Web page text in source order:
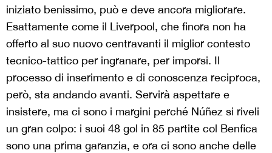
iniziato benissimo, può e deve ancora migliorare.
Esattamente come il Liverpool, che finora non ha
offerto al suo nuovo centravanti il miglior contesto
tecnico-tattico per ingranare, per imporsi. Il
processo di inserimento e di conoscenza reciproca,
però, sta andando avanti. Servirà aspettare e
insistere, ma ci sono i margini perché Núñez si riveli
un gran colpo: i suoi 48 gol in 85 partite col Benfica
sono una prima garanzia, e ora ci sono anche delle